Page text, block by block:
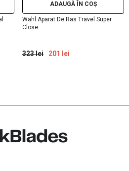
ADAUGĂ ÎN COȘ
Wahl Aparat De Ras Travel Super
Close
323 lei 201 lei